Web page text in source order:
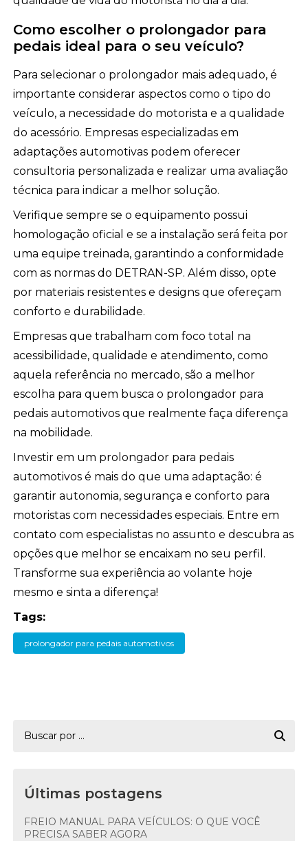
Como escolher o prolongador para
pedais ideal para o seu veículo?
Para selecionar o prolongador mais adequado, é
importante considerar aspectos como o tipo do
veículo, a necessidade do motorista e a qualidade
do acessório. Empresas especializadas em
adaptações automotivas podem oferecer
consultoria personalizada e realizar uma avaliação
técnica para indicar a melhor solução.
Verifique sempre se o equipamento possui
homologação oficial e se a instalação será feita por
uma equipe treinada, garantindo a conformidade
com as normas do DETRAN-SP. Além disso, opte
por materiais resistentes e designs que ofereçam
conforto e durabilidade.
Empresas que trabalham com foco total na
acessibilidade, qualidade e atendimento, como
aquela referência no mercado, são a melhor
escolha para quem busca o prolongador para
pedais automotivos que realmente faça diferença
na mobilidade.
Investir em um prolongador para pedais
automotivos é mais do que uma adaptação: é
garantir autonomia, segurança e conforto para
motoristas com necessidades especiais. Entre em
contato com especialistas no assunto e descubra as
opções que melhor se encaixam no seu perfil.
Transforme sua experiência ao volante hoje
mesmo e sinta a diferença!
Tags:
prolongador para pedais automotivos
Últimas postagens
FREIO MANUAL PARA VEÍCULOS: O QUE VOCÊ
PRECISA SABER AGORA